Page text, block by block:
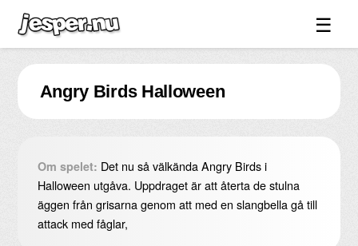
☰
Spel ↓
Bilder ↓
Forum ↓
Videos
Blandat ↓
Angry Birds Halloween
Om spelet: Det nu så välkända Angry Birds i
Halloween utgåva. Uppdraget är att återta de stulna
äggen från grisarna genom att med en slangbella gå till
attack med fåglar,